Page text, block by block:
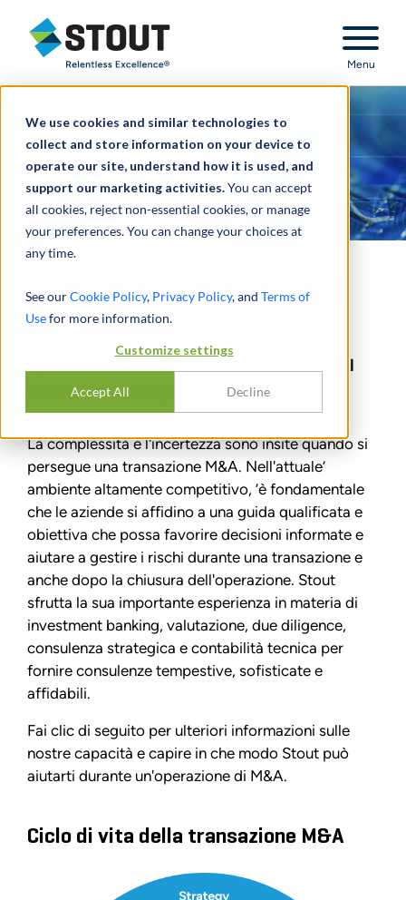
We use cookies and similar technologies to
collect and store information on your device to
operate our site, understand how it is used, and
support our marketing activities.You can accept
all cookies, reject non-essential cookies, or manage
your preferences. You can change your choices at
any time.
See ourCookie Policy, Privacy Policy, and Terms of
Usefor more information.
Customize settings
Accept All Decline
Stout Relentless Excellence
Menu
Centro risorse del ciclo di
vita delle operazioni
Approfondimenti ed esperienza lungo tutto il
ciclo di vita delle operazioni di M&A
La complessità e l'incertezza sono insite quando si
persegue una transazione M&A. Nell'attuale’
ambiente altamente competitivo, ’è fondamentale
che le aziende si affidino a una guida qualificata e
obiettiva che possa favorire decisioni informate e
aiutare a gestire i rischi durante una transazione e
anche dopo la chiusura dell'operazione. Stout
sfrutta la sua importante esperienza in materia di
investment banking, valutazione, due diligence,
consulenza strategica e contabilità tecnica per
fornire consulenze tempestive, sofisticate e
affidabili.
Fai clic di seguito per ulteriori informazioni sulle
nostre capacità e capire in che modo Stout può
aiutarti durante un'operazione di M&A.
Ciclo di vita della transazione M&A